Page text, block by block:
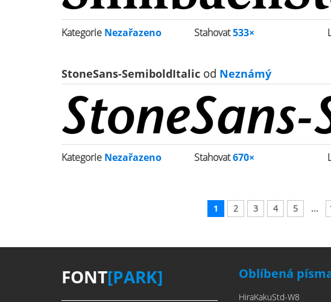
Kategorie Nezařazeno Stahovat533×
StoneSans-SemiboldItalic od Neznámý
Kategorie Nezařazeno Stahovat670×
1 2 3 4 5 ...
FONT[PARK] Oblíbená
HiraKakuStd-W8